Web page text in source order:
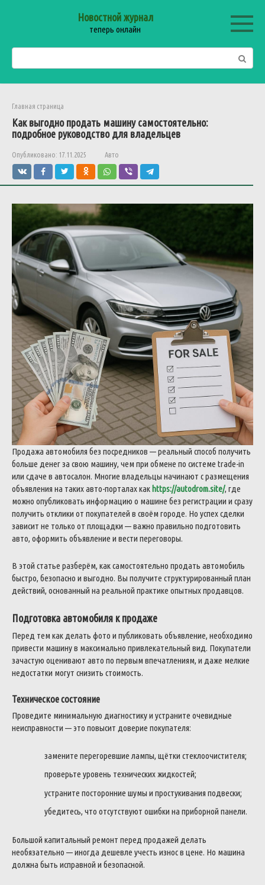
Новостной журнал
теперь онлайн
Главная страница
Как выгодно продать машину самостоятельно:
подробное руководство для владельцев
Опубликовано: 17.11.2025 Авто
Продажа автомобиля без посредников — реальный способ получить
больше денег за свою машину, чем при обмене по системе trade-in
или сдаче в автосалон. Многие владельцы начинают с размещения
объявления на таких авто-порталах как https://autodrom.site/, где
можно опубликовать информацию о машине без регистрации и сразу
получить отклики от покупателей в своём городе. Но успех сделки
зависит не только от площадки — важно правильно подготовить
авто, оформить объявление и вести переговоры.
В этой статье разберём, как самостоятельно продать автомобиль
быстро, безопасно и выгодно. Вы получите структурированный план
действий, основанный на реальной практике опытных продавцов.
Подготовка автомобиля к продаже
Перед тем как делать фото и публиковать объявление, необходимо
привести машину в максимально привлекательный вид. Покупатели
зачастую оценивают авто по первым впечатлениям, и даже мелкие
недостатки могут снизить стоимость.
Техническое состояние
Проведите минимальную диагностику и устраните очевидные
неисправности — это повысит доверие покупателя:
замените перегоревшие лампы, щётки стеклоочистителя;
проверьте уровень технических жидкостей;
устраните посторонние шумы и простукивания подвески;
убедитесь, что отсутствуют ошибки на приборной панели.
Большой капитальный ремонт перед продажей делать
необязательно — иногда дешевле учесть износ в цене. Но машина
должна быть исправной и безопасной.